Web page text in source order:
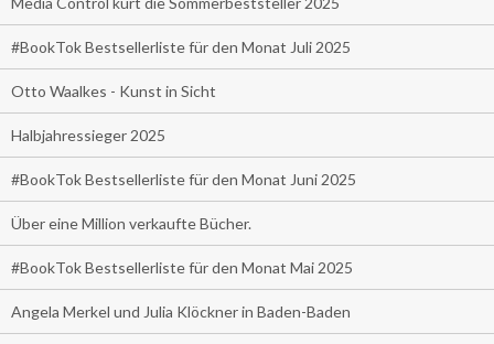
#BookTok Bestsellerliste für den Monat Juli 2025
Otto Waalkes - Kunst in Sicht
Halbjahressieger 2025
#BookTok Bestsellerliste für den Monat Juni 2025
Über eine Million verkaufte Bücher.
#BookTok Bestsellerliste für den Monat Mai 2025
Angela Merkel und Julia Klöckner in Baden-Baden